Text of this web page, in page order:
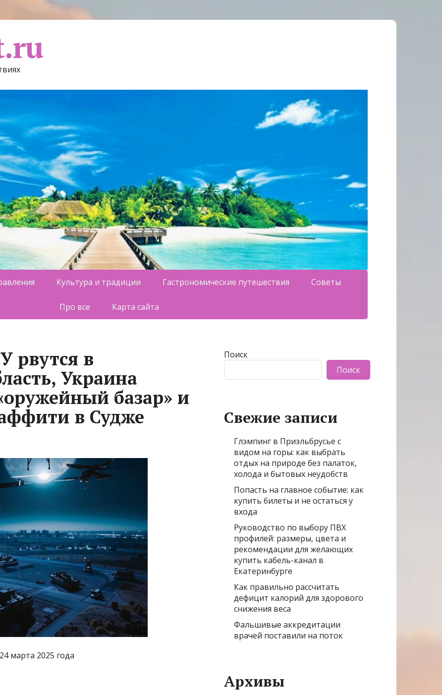
Культура и традиции Гастрономические путешествия Советы
Про все Карта сайта
рвутся в
Украина
базар» и
в Судже
марта 2025 года
Поиск
Поиск
Свежие записи
Глэмпинг в Приэльбрусье с
видом на горы: как выбрать
отдых на природе без палаток,
холода и бытовых неудобств
Попасть на главное событие: как
купить билеты и не остаться у
входа
Руководство по выбору ПВХ
профилей: размеры, цвета и
рекомендации для желающих
купить кабель-канал в
Екатеринбурге
Как правильно рассчитать
дефицит калорий для здорового
снижения веса
Фальшивые аккредитации
врачей поставили на поток
Архивы